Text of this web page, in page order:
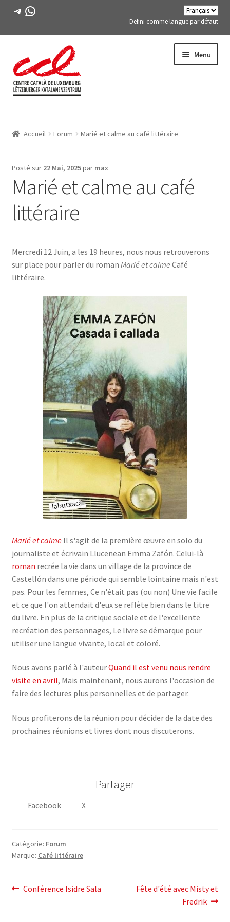
Télégramme
WhatsApp
Defini comme langue par défaut
la
navigation
au
contenu
Menu
ACTIVITÉS
COURS
MEMBRES DE FES-TE
LIVRE
SE CONNECTER
Accueil Forum Marié et calme au café littéraire
Posté sur 22 Mai, 2025par max
Marié et calme au café
littéraire
Mercredi 12 Juin, a les 19 heures, nous nous retrouverons
sur place pour parler du roman Marié et calme Café
littéraire.
Marié et calmeIl s'agit de la première œuvre en solo du
journaliste et écrivain Llucenean Emma Zafón. Celui-là
roman recrée la vie dans un village de la province de
Castellón dans une période qui semble lointaine mais n'est
pas. Pour les femmes, Ce n'était pas (ou non) Une vie facile
et ce que l'on attendait d'eux se reflète bien dans le titre
du livre. En plus de la critique sociale et de l'excellente
recréation des personnages, Le livre se démarque pour
utiliser une langue vivante, local et coloré.
Nous avons parlé à l'auteurQuand il est venu nous rendre
visite en avril, Mais maintenant, nous aurons l'occasion de
faire des lectures plus personnelles et de partager.
Nous profiterons de la réunion pour décider de la date des
prochaines réunions et livres dont nous discuterons.
Partager
Facebook X
Catégorie: Forum
Marque: Café littéraire
post
Post
Conférence Isidre Sala
Article
Fête d'été avec Misty et
Fredrik